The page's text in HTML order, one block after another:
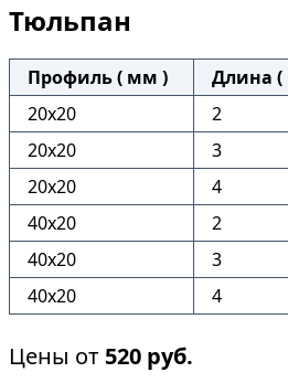
Тюльпан
Профиль ( мм ) Длина (
20х20
2
20х20
3
20х20
4
40х20
2
40х20
3
40х20
4
Цены от 520 руб.